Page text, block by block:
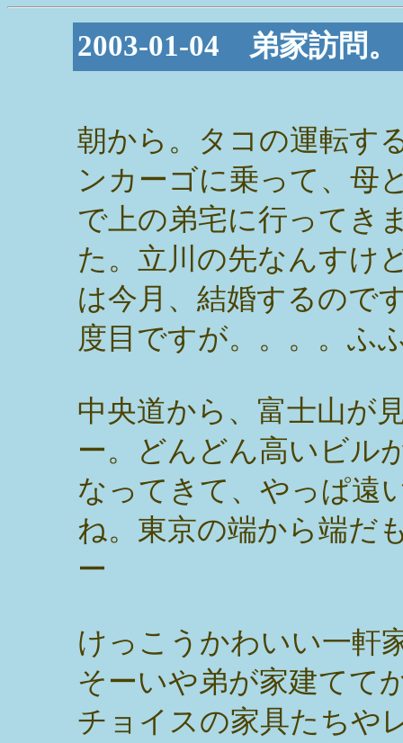
2003-01-04 弟家訪問。
朝から。タコの運転す
ンカーゴに乗って、母
で上の弟宅に行ってき
た。立川の先なんすけ
は今月、結婚するので
度目ですが。。。。ふ
中央道から、富士山が
ー。どんどん高いビル
なってきて、やっぱ遠
ね。東京の端から端だ
ー
けっこうかわいい一軒
そーいや弟が家建てて
チョイスの家具たちや